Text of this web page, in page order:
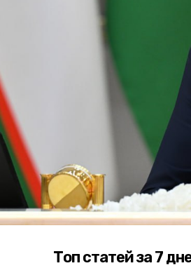
Топ статей за 7